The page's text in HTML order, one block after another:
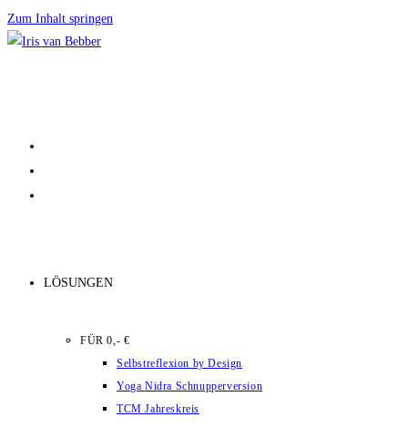
Zum Inhalt springen
LÖSUNGEN
FÜR 0,- €
Selbstreflexion by Design
Yoga Nidra Schnupperversion
TCM Jahreskreis